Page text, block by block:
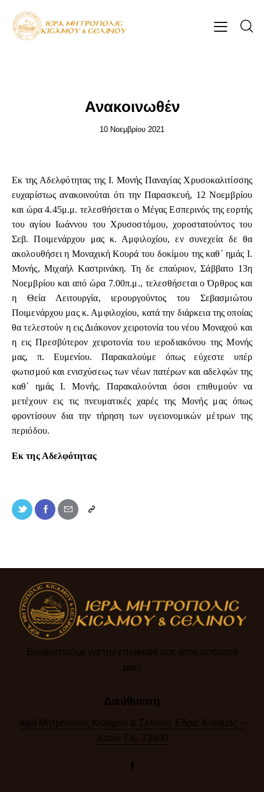
Ανακοινωθέν
10 Νοεμβρίου 2021
Εκ της Αδελφότητας της Ι. Μονής Παναγίας Χρυσοκαλιτίσσης
ευχαρίστως ανακοινούται ότι την Παρασκευή, 12 Νοεμβρίου
και ώρα 4.45μ.μ. τελεσθήσεται ο Μέγας Εσπερινός της εορτής
του αγίου Ιωάννου του Χρυσοστόμου, χοροστατούντος του
Σεβ. Ποιμενάρχου μας κ. Αμφιλοχίου, εν συνεχεία δε θα
ακολουθήσει η Μοναχική Κουρά του δοκίμου της καθ΄ ημάς Ι.
Μονής, Μιχαήλ Καστρινάκη. Τη δε επαύριον, Σάββατο 13η
Νοεμβρίου και από ώρα 7.00π.μ., τελεσθήσεται ο Όρθρος και
η Θεία Λειτουργία, ιερουργούντος του Σεβασμιώτου
Ποιμενάρχου μας κ. Αμφιλοχίου, κατά την διάρκεια της οποίας
θα τελεστούν η εις Διάκονον χειροτονία του νέου Μοναχού και
η εις Πρεσβύτερον χειροτονία του ιεροδιακόνου της Μονής
μας, π. Ευμενίου. Παρακαλούμε όπως εύχεστε υπέρ
φωτισμού και ενισχύσεως των νέων πατέρων και αδελφών της
καθ΄ ημάς Ι. Μονής. Παρακαλούνται όσοι επιθυμούν να
μετέχουν εις τις πνευματικές χαρές της Μονής μας όπως
φροντίσουν δια την τήρηση των υγειονομικών μέτρων της
περιόδου.
Εκ της Αδελφότητας
Ευχαριστούμε για την επίσκεψή σας στον ιστότοπό
μας!​
Διεύθυνση
Ιερά Μητρόπολις Κισάμου & Σελίνου Έδρα: Κίσαμος –
Χανιά Τ.Κ. 73400